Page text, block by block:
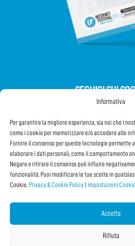
Informativa
Per garantire la migliore esperienza, sia noi che i
come i cookie per memorizzare e/o accedere alle
Fornire il consenso per queste tecnologie permette
elaborare i dati personali, come il comportamento
Negare o ritirare il consenso può influire
funzionalità. Puoi modificare le tue scelte in
Cookie. Privacy & Cookie Policy Impostazioni Cookie
Accetta
Rifiuta
SEGUICI SUI
Iscriviti alla
CONDIVIDI QUESTA
Facebook